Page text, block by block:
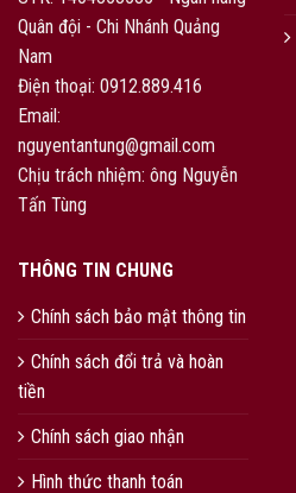
Quân đội - Chi Nhánh Quảng
Nam
Điện thoại: 0912.889.416
Email:
nguyentantung@gmail.com
Chịu trách nhiệm: ông Nguyễn
Tấn Tùng
THÔNG TIN CHUNG
Chính sách bảo mật thông tin
Chính sách đổi trả và hoàn
tiền
Chính sách giao nhận
Hình thức thanh toán